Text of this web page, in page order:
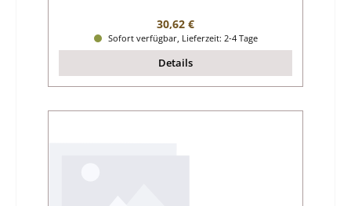
Regulärer Preis:
30,62 €
Sofort verfügbar, Lieferzeit: 2-4 Tage
Details